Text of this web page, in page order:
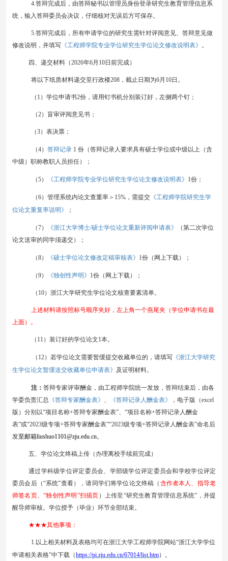
4.答辩完成后，由答辩秘书以管理员身份登录研究生教育管理信息系
统，输入答辩委员会决议，仔细核对无误后方可保存。
5.答辩完成后，所有申请学位的研究生需针对评阅意见、答辩意见做
修改说明，并填写 《工程师学院专业学位研究生学位论文修改说明表》 。
四、递交材料 （2026年6月 10日前完成）
将以下纸质材料递交至行政楼208 ， 截止日期为6月 10日 。
（ 1 ）学位申请书2份，请用钉书机分别装订好，左侧两个钉；
（2）盲审评阅意见书；
（3） 表决票；
（4） 答辩记录 1 份（答辩记录人要求具有硕士学位或中级以上（含
中级）职称教职人员担任）；
（5） 《工程师学院专业学位研究生学位论文修改说明表》 1份 ；
（6）管理系统内论文查重率＞ 15%，需提交 《工程师学院研究生学
位论文重复率说明》
；
（7） 《浙江大学博士/硕士学位论文重新评阅申请表》
（第二次学位
论文送审的同学须递交）；
（8） 《硕士学位论文修改定稿审核表》 1份（网上下载）；
（9） 《独创性声明》 1份（网上下载）；
（ 10）浙江大学研究生学位论文核查要素清单。
上述材料请按照标号顺序夹好，左上角一个燕尾夹（学位申请书在最
上面）。
（ 11 ）装订好的学位论文1本。
（ 12）若学位论文需要暂缓提交收藏单位的，请填写 《浙江大学研究
生学位论文暂缓送交收藏单位申请表》 及证明材料。
注： 答辩专家评审酬金，由工程师学院统一发放，答辩结束后，由各
学委负责汇总 《答辩专家酬金表》 、 《答辩记录人酬金表》 ，电子版 （excel
版 ） 分别以“项目名称+答辩专家酬金表”、“项目名称+答辩记录人酬金
表”或“2023级专项+答辩专家酬金表”“2023级专项+答辩记录人酬金表”命名后
发至邮箱liushuo1101@zju.edu.cn。
五、学位论文终稿上传（办理离校手续前完成）
通过学科级学位评定委员会、学部级学位评定委员会和学校学位评定
委员会后（“系统”查看），请同学们将学位论文终稿（ 含作者本人、指导老
师签名页、“独创性声明 ”扫描页 ）上传至“研究生教育管理信息系统”，并提
醒导师审核。学位授予（毕业）环节全部结束。
★★★其他事项：
1. 以上相关材料及表格均可在浙江大学工程师学院网站“浙江大学学位
申请相关表格”中下载（https://pi.zju.edu.cn/67014/list.htm）。